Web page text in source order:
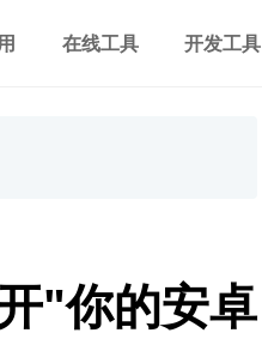
在线工具 开发工具
"你的安卓